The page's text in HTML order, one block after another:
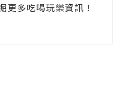
多吃喝玩樂資訊！